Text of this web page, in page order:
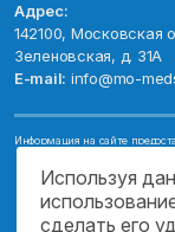
Адрес:
142100, Московская
Зеленовская, д. 31А
E-mail: info@mo-
Информация на сайте
Имеются противопоказания,
© 2026.
ОБЛАСТИ
Используя
сделать его